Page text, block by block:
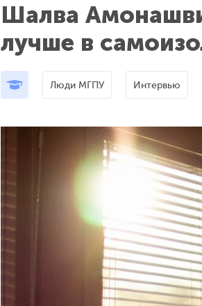
Шалва
лучше в
Люди МГПУ Интервью